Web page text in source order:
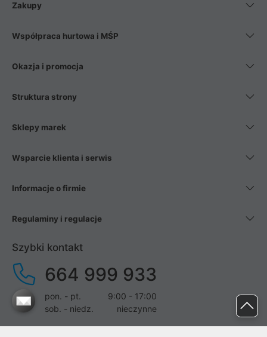
Zakupy
Współpraca hurtowa i MŚP
Okazja i promocja
Struktura strony
Sklepy marek
Wsparcie klienta i serwis
Informacje o firmie
Regulaminy i regulacje
Szybki kontakt
664 999 933
pon. - pt.
9:00 - 17:00
sob. - niedz.
nieczynne